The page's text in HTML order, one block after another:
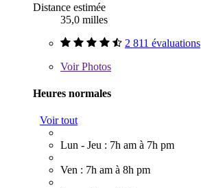
Distance estimée
35,0 milles
2 811 évaluations
VoirPhotos
Heures normales
Voir tout
Lun - Jeu : 7h am à 7h pm
Ven : 7h am à 8h pm